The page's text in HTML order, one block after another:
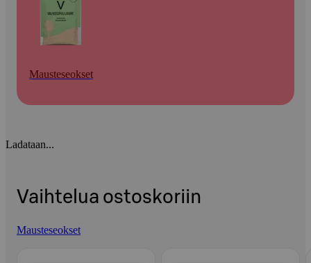
Mausteseokset
Ladataan...
Vaihtelua ostoskoriin
Mausteseokset